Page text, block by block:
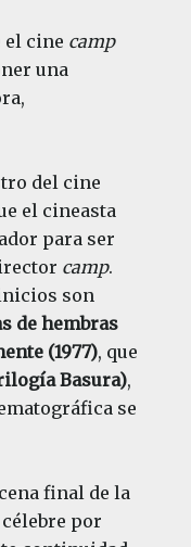
el cine camp
una
del cine
el cineasta
para ser
camp.
son
de hembras
(1977), que
Basura),
se
final de la
por